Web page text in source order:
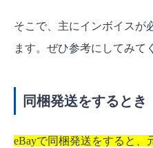
そこで、主にインボイスが
ます。ぜひ参考にしてみて
同梱発送をするとき
eBayで同梱発送をすると